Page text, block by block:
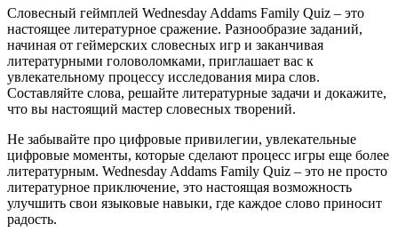
Словесный геймплей Wednesday Addams Family Quiz – это
настоящее литературное сражение. Разнообразие заданий,
начиная от геймерских словесных игр и заканчивая
литературными головоломками, приглашает вас к
увлекательному процессу исследования мира слов.
Составляйте слова, решайте литературные задачи и докажите,
что вы настоящий мастер словесных творений.
Не забывайте про цифровые привилегии, увлекательные
цифровые моменты, которые сделают процесс игры еще более
литературным. Wednesday Addams Family Quiz – это не просто
литературное приключение, это настоящая возможность
улучшить свои языковые навыки, где каждое слово приносит
радость.